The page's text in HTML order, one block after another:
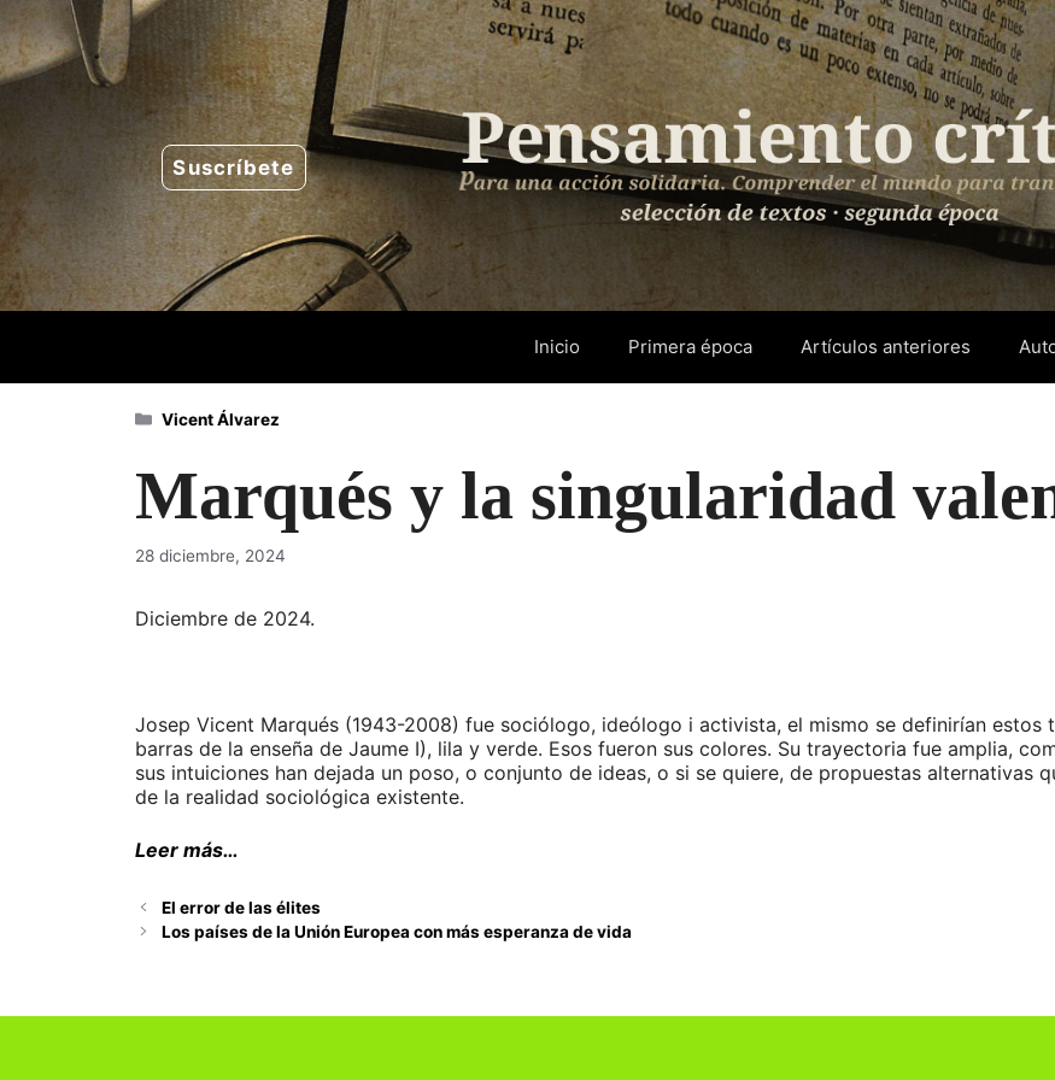
Saltar
al
contenido
Suscríbete
Inicio Primera época Artículos anteriores
Marqués y la singularidad
28 diciembre, 2024
Diciembre de 2024.
Josep Vicent Marqués (1943-2008) fue sociólogo, ideólogo i activista, el mismo se definirían
barras de la enseña de Jaume I), lila y verde. Esos fueron sus colores. Su trayectoria fue amplia,
sus intuiciones han dejada un poso, o conjunto de ideas, o si se quiere, de propuestas alternativas
de la realidad sociológica existente.
Leer más…
Categorías
Vicent Álvarez
El error de las élites
Los países de la Unión Europea con más esperanza de vida